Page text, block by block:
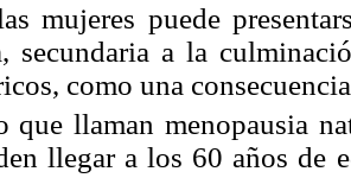
mujeres puede
secundaria a la
como una
que llaman menopausia
llegar a los 60 años de